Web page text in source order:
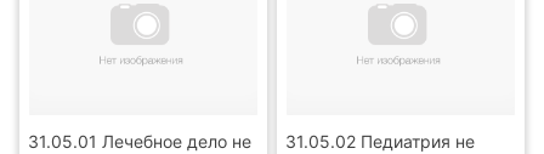
31.05.01 Лечебное дело не
31.05.02 Педиатрия не